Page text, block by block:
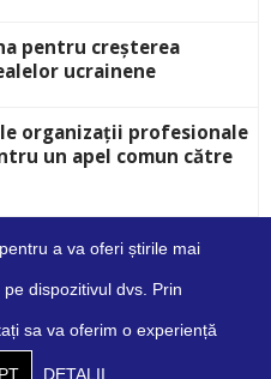
pentru creșterea
ucrainene
organizații profesionale
un apel comun către
a va oferi știrile mai
dispozitivul dvs. Prin
sa va oferim o experiență
DETALII